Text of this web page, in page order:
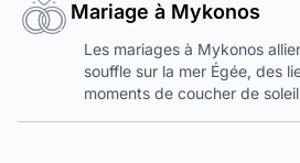
Mariage à Mykonos
Les mariages à Mykonos
souffle sur la mer Égée, des
moments de coucher de